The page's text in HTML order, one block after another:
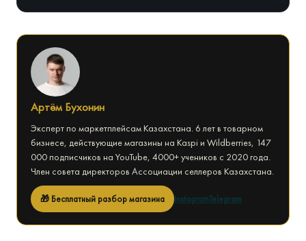
Артём Бухонин
Эксперт по маркетплейсам Казахстана. 6 лет в товарном
бизнесе, действующие магазины на Kaspi и Wildberries, 147
000 подписчиков на YouTube, 4000+ учеников с 2020 года.
Член совета директоров Ассоциации селлеров Казахстана.
🎁 Бесплатный разбор магазина InstagramTelegram